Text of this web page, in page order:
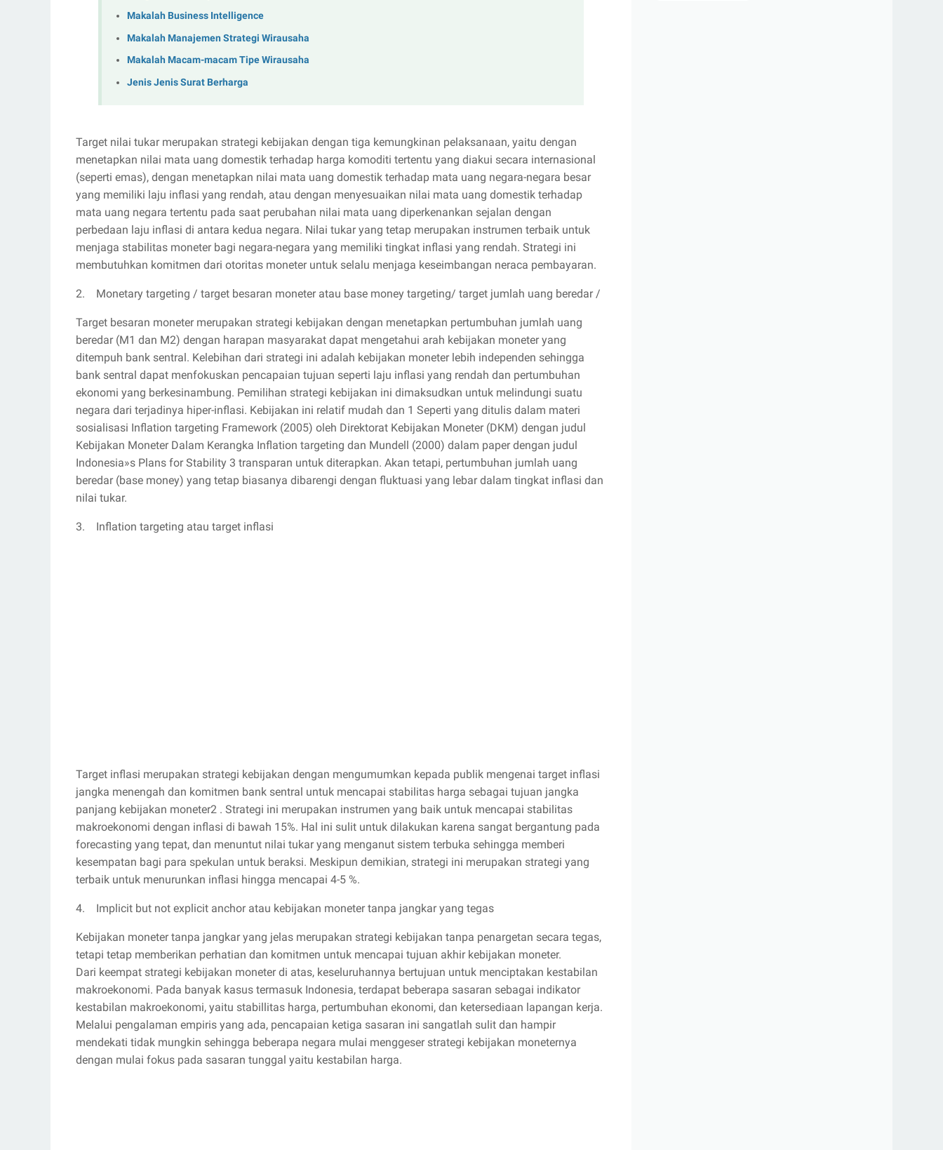
Makalah Business Intelligence
Makalah Manajemen Strategi Wirausaha
Makalah Macam-macam Tipe Wirausaha
Jenis Jenis Surat Berharga
Target nilai tukar merupakan strategi kebijakan dengan tiga kemungkinan pelaksanaan, yaitu dengan
menetapkan nilai mata uang domestik terhadap harga komoditi tertentu yang diakui secara internasional
(seperti emas), dengan menetapkan nilai mata uang domestik terhadap mata uang negara-negara besar
yang memiliki laju inflasi yang rendah, atau dengan menyesuaikan nilai mata uang domestik terhadap
mata uang negara tertentu pada saat perubahan nilai mata uang diperkenankan sejalan dengan
perbedaan laju inflasi di antara kedua negara. Nilai tukar yang tetap merupakan instrumen terbaik untuk
menjaga stabilitas moneter bagi negara-negara yang memiliki tingkat inflasi yang rendah. Strategi ini
membutuhkan komitmen dari otoritas moneter untuk selalu menjaga keseimbangan neraca pembayaran.
2. Monetary targeting / target besaran moneter atau base money targeting/ target jumlah uang beredar /
Target besaran moneter merupakan strategi kebijakan dengan menetapkan pertumbuhan jumlah uang
beredar (M1 dan M2) dengan harapan masyarakat dapat mengetahui arah kebijakan moneter yang
ditempuh bank sentral. Kelebihan dari strategi ini adalah kebijakan moneter lebih independen sehingga
bank sentral dapat menfokuskan pencapaian tujuan seperti laju inflasi yang rendah dan pertumbuhan
ekonomi yang berkesinambung. Pemilihan strategi kebijakan ini dimaksudkan untuk melindungi suatu
negara dari terjadinya hiper-inflasi. Kebijakan ini relatif mudah dan 1 Seperti yang ditulis dalam materi
sosialisasi Inflation targeting Framework (2005) oleh Direktorat Kebijakan Moneter (DKM) dengan judul
Kebijakan Moneter Dalam Kerangka Inflation targeting dan Mundell (2000) dalam paper dengan judul
Indonesia»s Plans for Stability 3 transparan untuk diterapkan. Akan tetapi, pertumbuhan jumlah uang
beredar (base money) yang tetap biasanya dibarengi dengan fluktuasi yang lebar dalam tingkat inflasi dan
nilai tukar.
3. Inflation targeting atau target inflasi
Target inflasi merupakan strategi kebijakan dengan mengumumkan kepada publik mengenai target inflasi
jangka menengah dan komitmen bank sentral untuk mencapai stabilitas harga sebagai tujuan jangka
panjang kebijakan moneter2 . Strategi ini merupakan instrumen yang baik untuk mencapai stabilitas
makroekonomi dengan inflasi di bawah 15%. Hal ini sulit untuk dilakukan karena sangat bergantung pada
forecasting yang tepat, dan menuntut nilai tukar yang menganut sistem terbuka sehingga memberi
kesempatan bagi para spekulan untuk beraksi. Meskipun demikian, strategi ini merupakan strategi yang
terbaik untuk menurunkan inflasi hingga mencapai 4-5 %.
4. Implicit but not explicit anchor atau kebijakan moneter tanpa jangkar yang tegas
Kebijakan moneter tanpa jangkar yang jelas merupakan strategi kebijakan tanpa penargetan secara tegas,
tetapi tetap memberikan perhatian dan komitmen untuk mencapai tujuan akhir kebijakan moneter.
Dari keempat strategi kebijakan moneter di atas, keseluruhannya bertujuan untuk menciptakan kestabilan
makroekonomi. Pada banyak kasus termasuk Indonesia, terdapat beberapa sasaran sebagai indikator
kestabilan makroekonomi, yaitu stabillitas harga, pertumbuhan ekonomi, dan ketersediaan lapangan kerja.
Melalui pengalaman empiris yang ada, pencapaian ketiga sasaran ini sangatlah sulit dan hampir
mendekati tidak mungkin sehingga beberapa negara mulai menggeser strategi kebijakan moneternya
dengan mulai fokus pada sasaran tunggal yaitu kestabilan harga.